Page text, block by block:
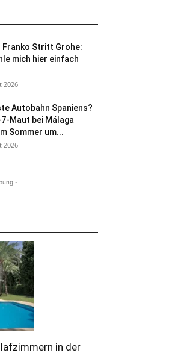
Franko Stritt Grohe:
mich hier einfach
2026
Autobahn Spaniens?
7-Maut bei Málaga
Sommer um...
2026
-
in der